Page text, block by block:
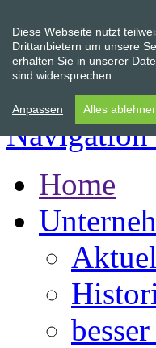
Navigation
Home
Diese Webseite nutzt
Drittanbietern um unsere
erhalten Sie in unserer
sind widersprechen.
Anpassen Alles